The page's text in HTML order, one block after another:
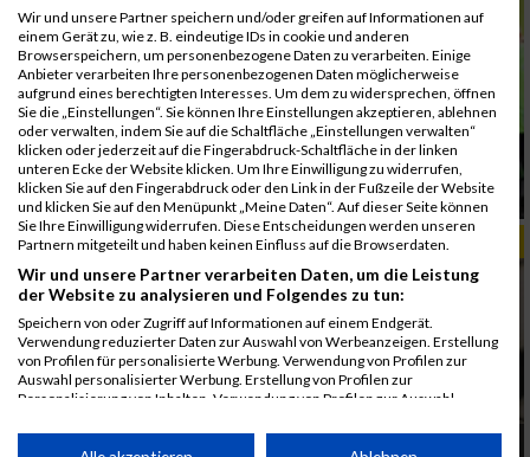
25 Jahre Wörthersee Halbmarathon
TIPPS & TRENDS
Wir und unsere Partner speichern und/oder greifen auf Informationen auf
einem Gerät zu, wie z. B. eindeutige IDs in cookie und anderen
Browserspeichern, um personenbezogene Daten zu verarbeiten. Einige
Anbieter verarbeiten Ihre personenbezogenen Daten möglicherweise
aufgrund eines berechtigten Interesses. Um dem zu widersprechen, öffnen
Sie die „Einstellungen“. Sie können Ihre Einstellungen akzeptieren, ablehnen
oder verwalten, indem Sie auf die Schaltfläche „Einstellungen verwalten“
klicken oder jederzeit auf die Fingerabdruck-Schaltfläche in der linken
unteren Ecke der Website klicken. Um Ihre Einwilligung zu widerrufen,
klicken Sie auf den Fingerabdruck oder den Link in der Fußzeile der Website
und klicken Sie auf den Menüpunkt „Meine Daten“. Auf dieser Seite können
Sie Ihre Einwilligung widerrufen. Diese Entscheidungen werden unseren
Partnern mitgeteilt und haben keinen Einfluss auf die Browserdaten.
Wir und unsere Partner verarbeiten Daten, um die Leistung
der Website zu analysieren und Folgendes zu tun:
Speichern von oder Zugriff auf Informationen auf einem Endgerät.
Verwendung reduzierter Daten zur Auswahl von Werbeanzeigen. Erstellung
von Profilen für personalisierte Werbung. Verwendung von Profilen zur
Auswahl personalisierter Werbung. Erstellung von Profilen zur
Personalisierung von Inhalten. Verwendung von Profilen zur Auswahl
Performance von Inhalten. Analyse von Zielgruppen durch Statistiken oder